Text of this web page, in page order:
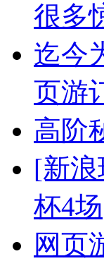
很多
迄今
页游
高阶
[新
杯4场
网页